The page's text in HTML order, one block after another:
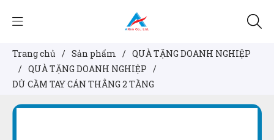
Trang chủ / Sản phẩm / QUÀ TẶNG DOANH NGHIỆP
/ QUÀ TẶNG DOANH NGHIỆP /
DÙ CẦM TAY CÁN THẲNG 2 TẦNG